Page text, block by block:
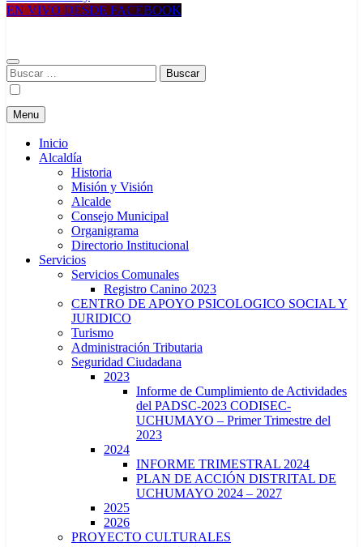
EN VIVO DESDE FACEBOOK
Buscar:
Menu
Inicio
Alcaldía
Historia
Misión y Visión
Alcalde
Consejo Municipal
Organigrama
Directorio Institucional
Servicios
Servicios Comunales
Registro Canino 2023
CENTRO DE APOYO PSICOLOGICO SOCIAL Y
JURIDICO
Turismo
Administración Tributaria
Seguridad Ciudadana
2023
Informe de Cumplimiento de Actividades
del PADSC-2023 CODISEC-
UCHUMAYO – Primer Trimestre del
2023
2024
INFORME TRIMESTRAL 2024
PLAN DE ACCIÓN DISTRITAL DE
UCHUMAYO 2024 – 2027
2025
2026
PROYECTO CULTURALES